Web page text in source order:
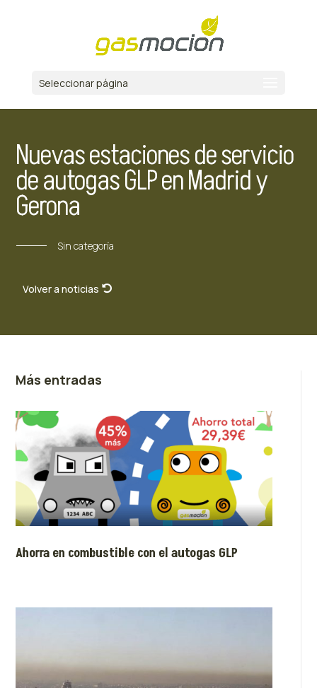
Seleccionar página
Nuevas estaciones de servicio
de autogas GLP en Madrid y
Gerona
Sin categoría
Volver a noticias
Más entradas
Ahorra en combustible con el autogas GLP